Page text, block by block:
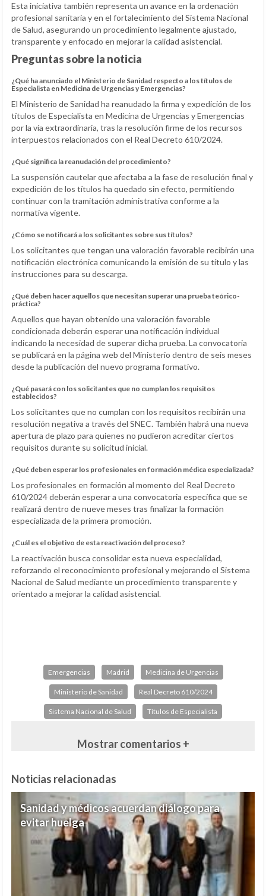
Esta iniciativa también representa un avance en la ordenación
profesional sanitaria y en el fortalecimiento del Sistema Nacional
de Salud, asegurando un procedimiento legalmente ajustado,
transparente y enfocado en mejorar la calidad asistencial.
Preguntas sobre la noticia
¿Qué ha anunciado el Ministerio de Sanidad respecto a los títulos de
Especialista en Medicina de Urgencias y Emergencias?
El Ministerio de Sanidad ha reanudado la firma y expedición de los
títulos de Especialista en Medicina de Urgencias y Emergencias
por la vía extraordinaria, tras la resolución firme de los recursos
interpuestos relacionados con el Real Decreto 610/2024.
¿Qué significa la reanudación del procedimiento?
La suspensión cautelar que afectaba a la fase de resolución final y
expedición de los títulos ha quedado sin efecto, permitiendo
continuar con la tramitación administrativa conforme a la
normativa vigente.
¿Cómo se notificará a los solicitantes sobre sus títulos?
Los solicitantes que tengan una valoración favorable recibirán una
notificación electrónica comunicando la emisión de su título y las
instrucciones para su descarga.
¿Qué deben hacer aquellos que necesitan superar una prueba teórico-
práctica?
Aquellos que hayan obtenido una valoración favorable
condicionada deberán esperar una notificación individual
indicando la necesidad de superar dicha prueba. La convocatoria
se publicará en la página web del Ministerio dentro de seis meses
desde la publicación del nuevo programa formativo.
¿Qué pasará con los solicitantes que no cumplan los requisitos
establecidos?
Los solicitantes que no cumplan con los requisitos recibirán una
resolución negativa a través del SNEC. También habrá una nueva
apertura de plazo para quienes no pudieron acreditar ciertos
requisitos durante su solicitud inicial.
¿Qué deben esperar los profesionales en formación médica especializada?
Los profesionales en formación al momento del Real Decreto
610/2024 deberán esperar a una convocatoria específica que se
realizará dentro de nueve meses tras finalizar la formación
especializada de la primera promoción.
¿Cuál es el objetivo de esta reactivación del proceso?
La reactivación busca consolidar esta nueva especialidad,
reforzando el reconocimiento profesional y mejorando el Sistema
Nacional de Salud mediante un procedimiento transparente y
orientado a mejorar la calidad asistencial.
Emergencias Madrid Medicina de Urgencias
Ministerio de Sanidad Real Decreto 610/2024
Sistema Nacional de Salud Títulos de Especialista
Mostrar comentarios +
Noticias relacionadas
Sanidad y médicos acuerdan diálogo para
evitar huelga